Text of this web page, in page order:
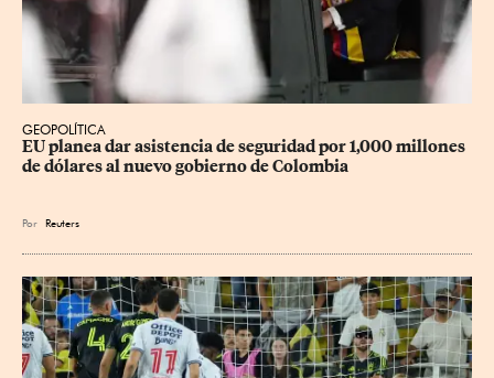
GEOPOLÍTICA
EU planea dar asistencia de seguridad por 1,000 millones
de dólares al nuevo gobierno de Colombia
Por Reuters